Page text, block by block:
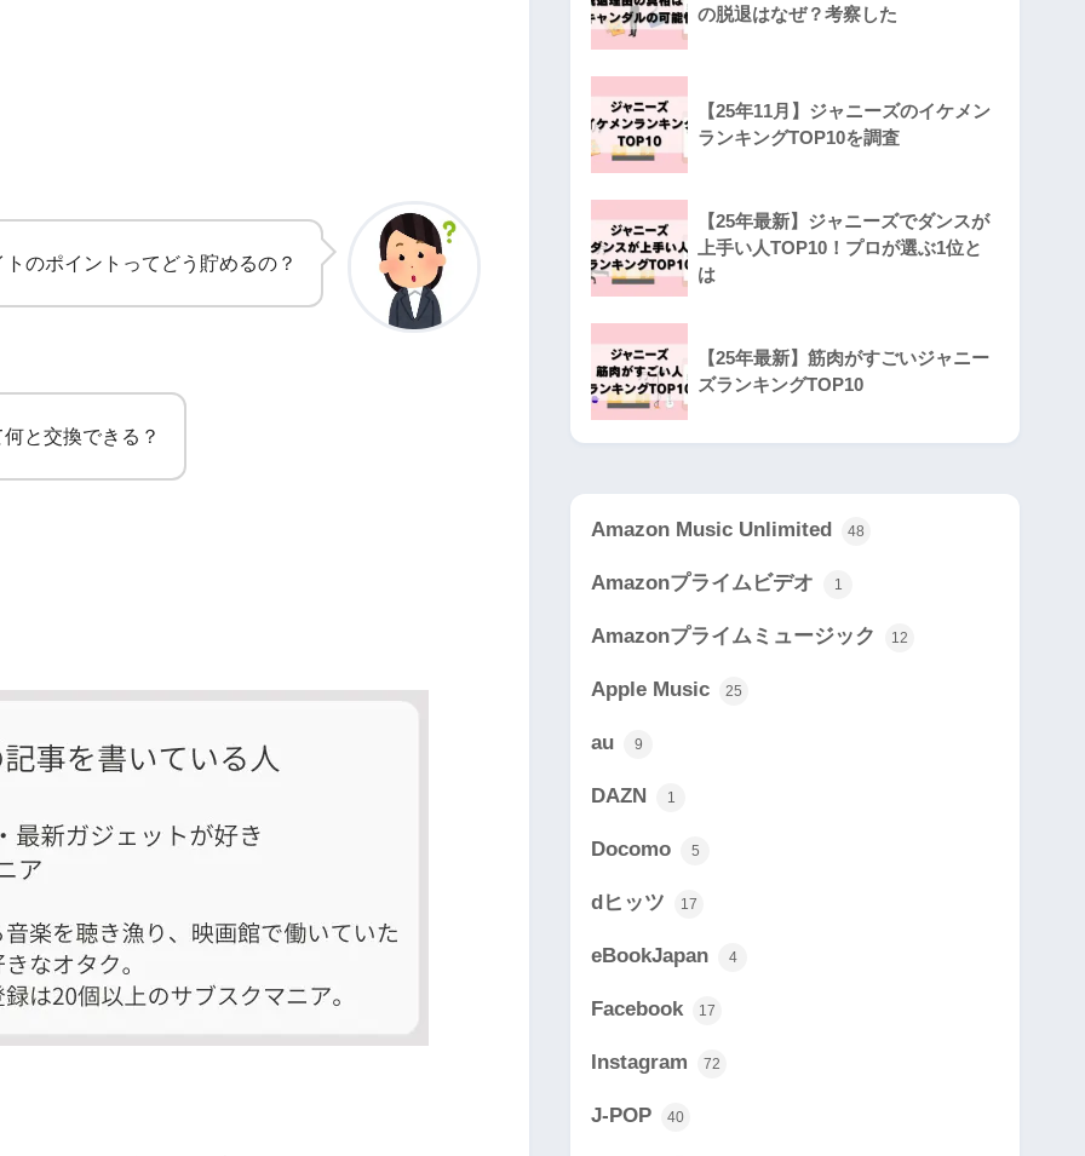
トのポイントってどう貯めるの？
と交換できる？
の脱退はなぜ？考察した
【25年11月】ジャニーズのイケメン
ランキングTOP10を調査
【25年最新】ジャニーズでダンスが
上手い人TOP10！プロが選ぶ1位と
は
【25年最新】筋肉がすごいジャニー
ズランキングTOP10
Amazon Music Unlimited 48
Amazonプライムビデオ 1
Amazonプライムミュージック 12
Apple Music 25
au 9
DAZN 1
Docomo 5
dヒッツ 17
eBookJapan 4
Facebook 17
Instagram 72
J-POP 40